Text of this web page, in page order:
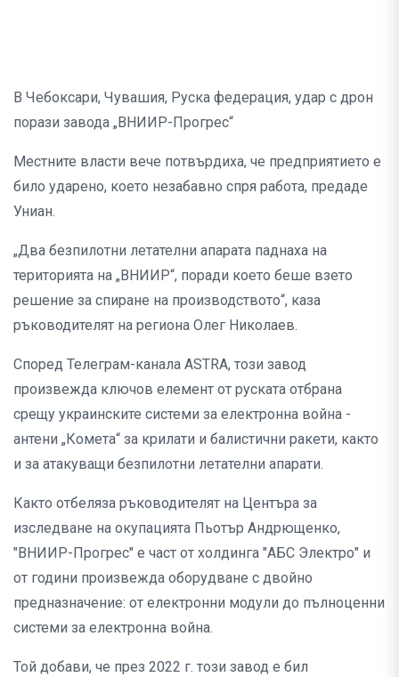
В Чебоксари, Чувашия, Руска федерация, удар с дрон
порази завода „ВНИИР-Прогрес“
Местните власти вече потвърдиха, че предприятието е
било ударено, което незабавно спря работа, предаде
Униан.
„Два безпилотни летателни апарата паднаха на
територията на „ВНИИР“, поради което беше взето
решение за спиране на производството“, каза
ръководителят на региона Олег Николаев.
Според Телеграм-канала ASTRA, този завод
произвежда ключов елемент от руската отбрана
срещу украинските системи за електронна война -
антени „Комета“ за крилати и балистични ракети, както
и за атакуващи безпилотни летателни апарати.
Както отбеляза ръководителят на Центъра за
изследване на окупацията Пьотър Андрющенко,
"ВНИИР-Прогрес" е част от холдинга "АБС Электро" и
от години произвежда оборудване с двойно
предназначение: от електронни модули до пълноценни
системи за електронна война.
Той добави, че през 2022 г. този завод е бил